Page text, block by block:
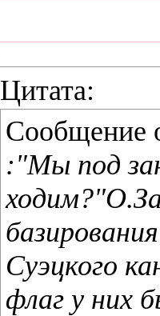
Цитата:
Сообщение
:"Мы под
Суэцкого
флаг у них